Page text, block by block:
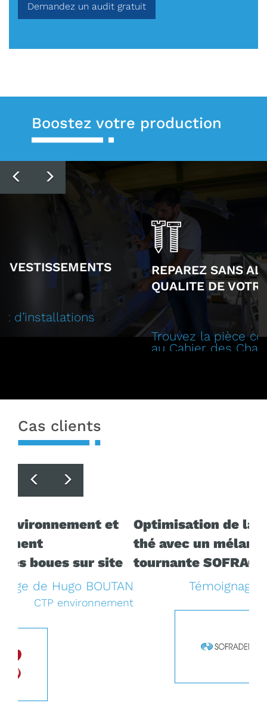
Demandez un audit gratuit
Boostez votre production
PreviousNEXT
REPAREZ SANS ALTERER LA
QUALITE DE VOTRE PRODUCTION
Trouvez la pièce conforme
au Cahier des Charges d’origine
Cas clients
Previous
Optimisation de la production de
thé avec un mélangeur à cuve
tournante SOFRAGIR
Témoignage de Loic PLAVINET